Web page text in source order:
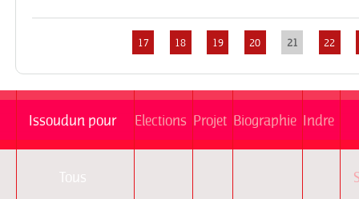
17 18 19 20 21 22
Issoudun pour
Tous
Elections Projet Biographie Indre